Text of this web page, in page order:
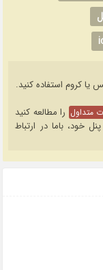
متداول را مطالعه کنید
خود، باما در ارتباط